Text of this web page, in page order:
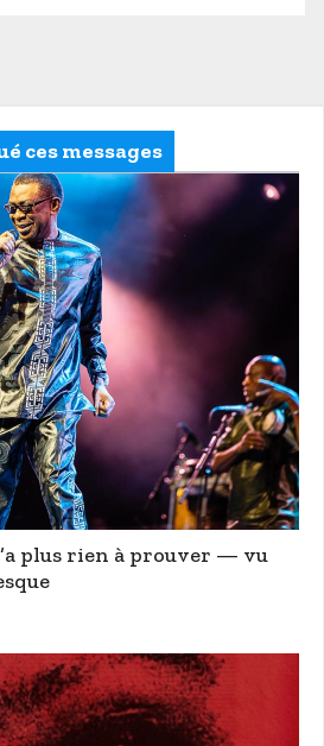
ces messages
plus rien à prouver — vu